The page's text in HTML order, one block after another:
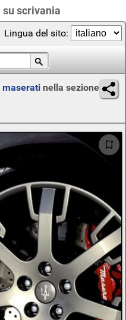
scrivania
Lingua del sito:
maserati nella sezione